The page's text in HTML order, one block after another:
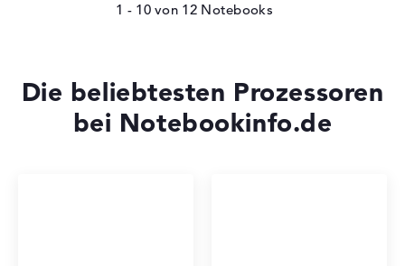
1 - 10von 12
Die beliebtesten Prozessoren
bei Notebookinfo.de